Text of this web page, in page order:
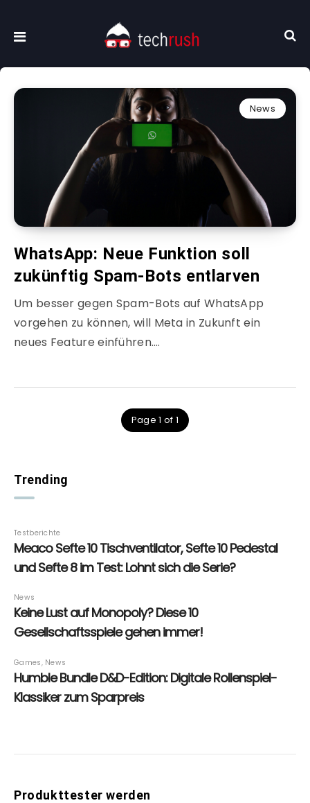
News
WhatsApp: Neue Funktion soll
zukünftig Spam-Bots entlarven
Um besser gegen Spam-Bots auf WhatsApp
vorgehen zu können, will Meta in Zukunft ein
neues Feature einführen….
Page 1 of 1
Trending
Produkttester werden